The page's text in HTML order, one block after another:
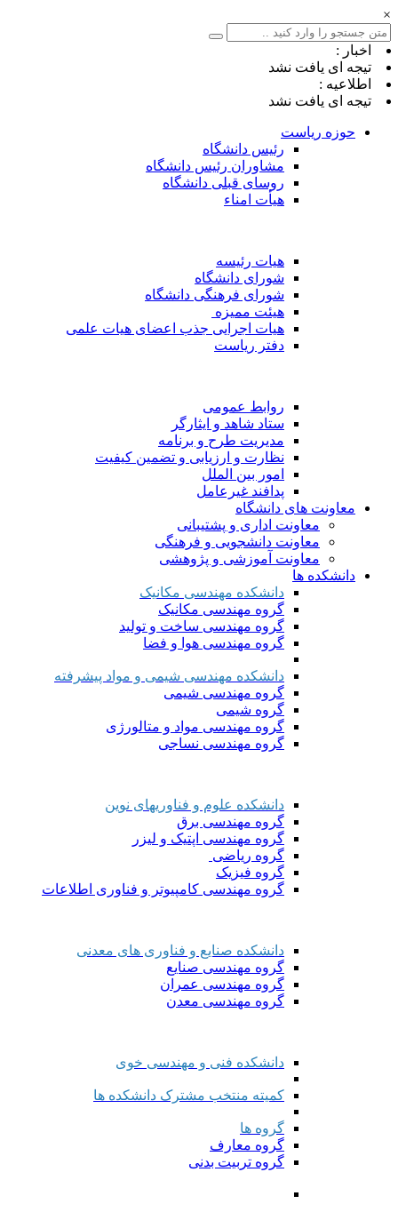
×
اخبار :
تیجه ای یافت نشد
اطلاعیه :
تیجه ای یافت نشد
حوزه ریاست
رئیس دانشگاه
مشاوران رئیس دانشگاه
روسای قبلی دانشگاه
هیأت امناء
هیات رئیسه
شورای دانشگاه
شورای فرهنگی دانشگاه
هیئت ممیزه
هیات اجرایی جذب اعضای هیات علمی
دفتر ریاست
روابط عمومی
ستاد شاهد و ایثارگر
مدیریت طرح و برنامه
نظارت و ارزیابی و تضمین کیفیت
امور بین الملل
پدافند غیرعامل
معاونت های دانشگاه
معاونت اداری و پشتیبانی
معاونت دانشجویی و فرهنگی
معاونت آموزشی و پژوهشی
دانشکده ها
دانشکده مهندسی مکانیک
گروه مهندسی مکانیک
گروه مهندسی ساخت و تولید
گروه مهندسی هوا و فضا
دانشکده مهندسی شیمی و مواد پیشرفته
گروه مهندسی شیمی
گروه شیمی
گروه مهندسی مواد و متالورژی
گروه مهندسی نساجی
دانشکده علوم و فناوریهای نوین
گروه مهندسی برق
گروه مهندسی اپتیک و لیزر
گروه ریاضی
گروه فیزیک
گروه مهندسی کامپیوتر و فناوری اطلاعات
دانشکده صنایع و فناوری های معدنی
گروه مهندسی صنایع
گروه مهندسی عمران
گروه مهندسی معدن
دانشکده فنی و مهندسی خوی
کمیته منتخب مشترک دانشکده ها
گروه ها
گروه معارف
گروه تربیت بدنی